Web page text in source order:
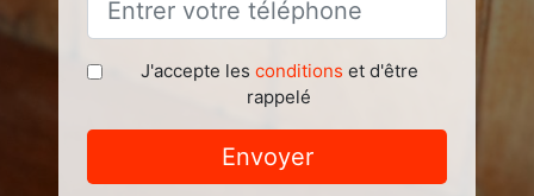
J'accepte les conditions et d'être
rappelé
Envoyer